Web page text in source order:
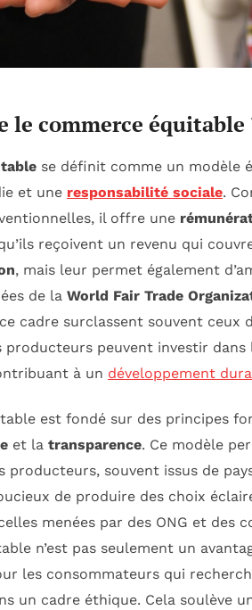
le commerce équitable
se définit comme un modèle
et une responsabilité sociale.
il offre une
reçoivent un revenu qui
, mais leur permet également
de la World Fair Trade
cadre surclassent souvent ceux
producteurs peuvent investir
à un développement
est fondé sur des principes
et la transparence. Ce modèle
producteurs, souvent issus de
de produire des choix
menées par des ONG et des
n’est pas seulement un
les consommateurs qui
un cadre éthique. Cela soulève